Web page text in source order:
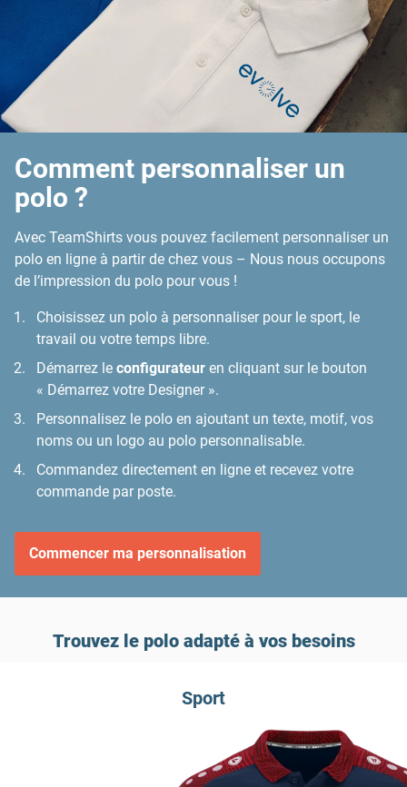
Comment personnaliser un
polo ?
Avec TeamShirts vous pouvez facilement personnaliser un
polo en ligne à partir de chez vous – Nous nous occupons
de l’impression du polo pour vous !
Choisissez un polo à personnaliser pour le sport, le
travail ou votre temps libre.
Démarrez le configurateur en cliquant sur le bouton
« Démarrez votre Designer ».
Personnalisez le polo en ajoutant un texte, motif, vos
noms ou un logo au polo personnalisable.
Commandez directement en ligne et recevez votre
commande par poste.
Commencer ma personnalisation
Trouvez le polo adapté à vos besoins
Sport